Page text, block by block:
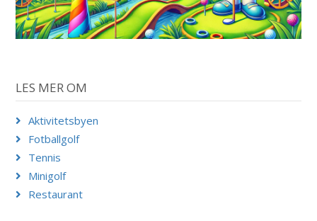
LES MER OM
Aktivitetsbyen
Fotballgolf
Tennis
Minigolf
Restaurant